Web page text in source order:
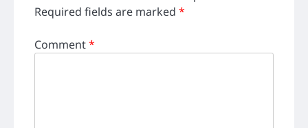
Required fields are marked *
Comment*